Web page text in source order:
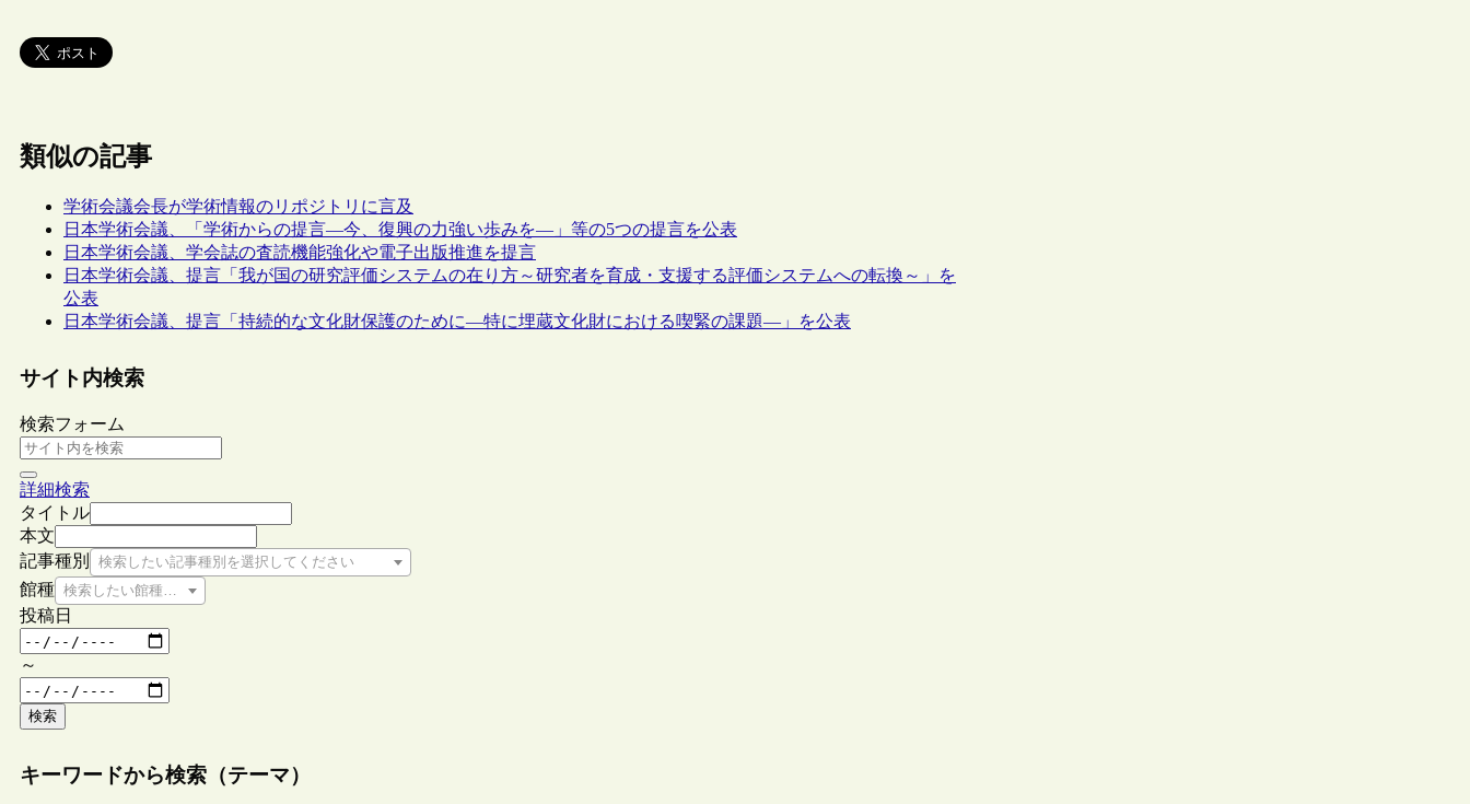
類似の記事
学術会議会長が学術情報のリポジトリに言及
日本学術会議、「学術からの提言―今、復興の力強い歩みを―」等の5つの提言を公表
日本学術会議、学会誌の査読機能強化や電子出版推進を提言
日本学術会議、提言「我が国の研究評価システムの在り方～研究者を育成・支援する評価システムへの転換～」を
公表
日本学術会議、提言「持続的な文化財保護のために―特に埋蔵文化財における喫緊の課題―」を公表
サイト内検索
検索フォーム
詳細検索
タイトル
本文
記事種別
検索したい記事種別を選択してください
館種 検索したい館種を選択してください
投稿日
～
検索
キーワードから検索（テーマ）